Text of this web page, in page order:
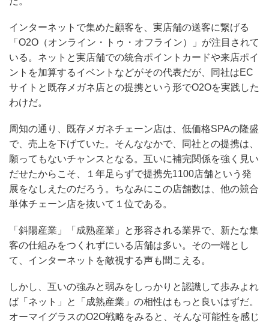
インターネットで集めた顧客を、実店舗の送客に繋げる
「O2O（オンライン・トゥ・オフライン）」が注目されて
いる。ネットと実店舗での統合ポイントカードや来店ポイ
ントを加算するイベントなどがその代表だが、同社はEC
サイトと既存メガネ店との提携という形でO2Oを実践した
わけだ。
周知の通り、既存メガネチェーン店は、低価格SPAの隆盛
で、売上を下げていた。そんななかで、同社との提携は、
願ってもないチャンスとなる。互いに補完関係を強く見い
だせたからこそ、１年足らずで提携先1100店舗という発
展をなしえたのだろう。ちなみにこの店舗数は、他の競合
単体チェーン店を抜いて１位である。
「斜陽産業」「成熟産業」と形容される業界で、新たな集
客の仕組みをつくれずにいる店舗は多い。その一端とし
て、インターネットを敵視する声も聞こえる。
しかし、互いの強みと弱みをしっかりと認識して歩みよれ
ば「ネット」と「成熟産業」の相性はもっと良いはずだ。
オーマイグラスのO2O戦略をみると、そんな可能性を感じ